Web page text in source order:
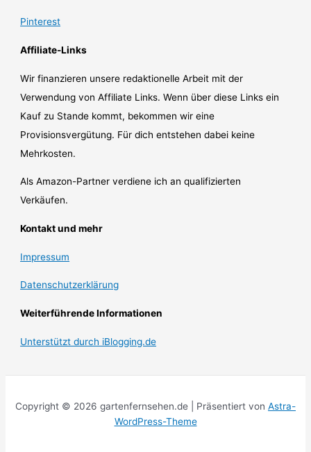
Pinterest
Affiliate-Links
Wir finanzieren unsere redaktionelle Arbeit mit der
Verwendung von Affiliate Links. Wenn über diese Links ein
Kauf zu Stande kommt, bekommen wir eine
Provisionsvergütung. Für dich entstehen dabei keine
Mehrkosten.
Als Amazon-Partner verdiene ich an qualifizierten
Verkäufen.
Kontakt und mehr
Impressum
Datenschutzerklärung
Weiterführende Informationen
Unterstützt durch iBlogging.de
Copyright © 2026 gartenfernsehen.de | Präsentiert von Astra-
WordPress-Theme